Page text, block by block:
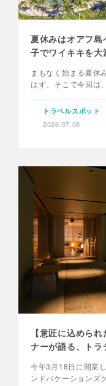
夏休みはオアフ
子でワイキキを大
まもなく始まる夏休
はず。そこで今回は
トラベルスポット
2026.07.08
【意匠に込めら
ナーが語る、トラ
今年3月18日に開業
ンドバケーションズ